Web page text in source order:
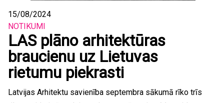
15/08/2024
NOTIKUMI
LAS plāno arhitektūras
braucienu uz Lietuvas
rietumu piekrasti
Latvijas Arhitektu savienība septembra sākumā rīko trīs